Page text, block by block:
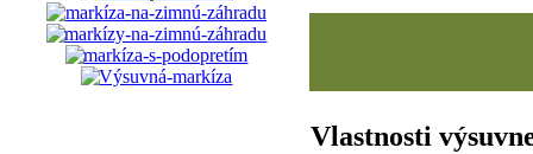
Vlastnosti